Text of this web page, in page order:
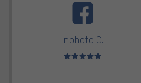
Inphoto C.
Valoración media: 5 de 5